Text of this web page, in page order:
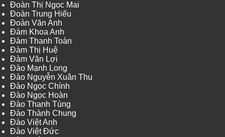
Đoàn Thị Ngọc Mai
Đoàn Trung Hiếu
Đoàn Văn Anh
Đàm Khoa Anh
Đàm Thanh Toàn
Đàm Thị Huệ
Đàm Văn Lợi
Đào Mạnh Long
Đào Nguyễn Xuân Thu
Đào Ngọc Chính
Đào Ngọc Hoàn
Đào Thanh Tùng
Đào Thành Chung
Đào Việt Anh
Đào Việt Đức